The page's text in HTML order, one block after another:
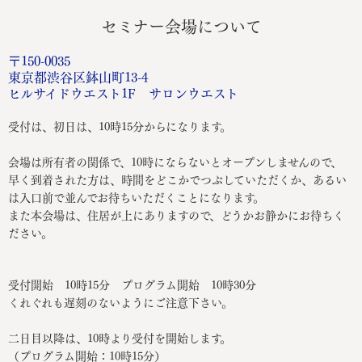
セミナー会場について
〒150-0035
東京都渋谷区鉢山町13-4
ヒルサイドウエスト1F サロンウエスト
受付は、初日は、10時15分からになります。
会場は所有者の関係で、10時にならないとオープンしませんので、
早く到着された方は、時間をどこかでつぶしていただくか、あるい
は入口前で並んでお待ちいただくことになります。
また本会場は、住居が上にありますので、どうかお静かにお待ちく
ださい。
受付開始 10時15分 プログラム開始 10時30分
くれぐれも遅刻のないようにご注意下さい。
二日目以降は、10時より受付を開始します。
（プログラム開始：10時15分）